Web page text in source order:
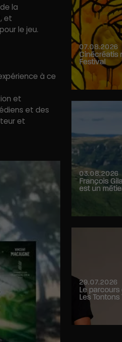
la
et
le jeu.
à ce
et
et des
et
07.08.2026
Cinécréatis
Festival
03.08.2026
François
est un
29.07.2026
Le parcours
Les